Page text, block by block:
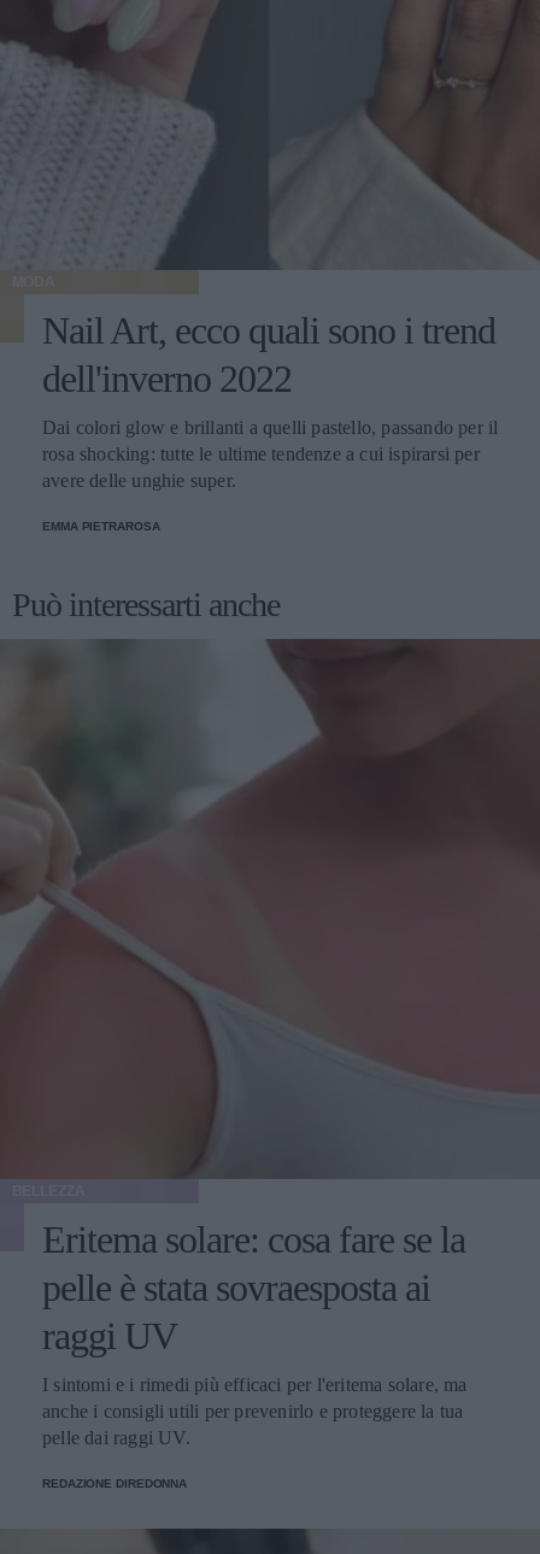
MODA
Nail Art, ecco quali sono i trend
dell'inverno 2022
Dai colori glow e brillanti a quelli pastello, passando per il
rosa shocking: tutte le ultime tendenze a cui ispirarsi per
avere delle unghie super.
EMMA PIETRAROSA
Può interessarti anche
Eritema solare: cosa fare se la
pelle è stata sovraesposta ai
raggi UV
I sintomi e i rimedi più efficaci per l'eritema solare, ma
anche i consigli utili per prevenirlo e proteggere la tua
pelle dai raggi UV.
REDAZIONE DIREDONNA